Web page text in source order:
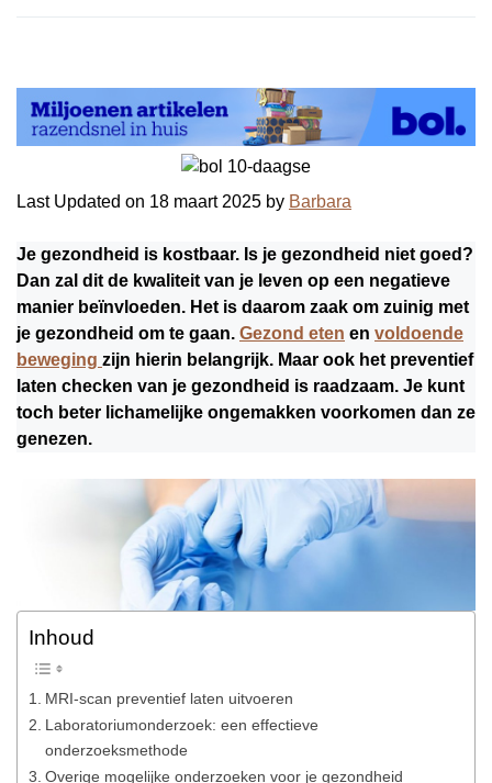
Last Updated on 18 maart 2025 by Barbara
Je gezondheid is kostbaar. Is je gezondheid niet goed?
Dan zal dit de kwaliteit van je leven op een negatieve
manier beïnvloeden. Het is daarom zaak om zuinig met
je gezondheid om te gaan. Gezond eten en voldoende
beweging zijn hierin belangrijk. Maar ook het preventief
laten checken van je gezondheid is raadzaam. Je kunt
toch beter lichamelijke ongemakken voorkomen dan ze
genezen.
Inhoud
MRI-scan preventief laten uitvoeren
Laboratoriumonderzoek: een effectieve
onderzoeksmethode
Overige mogelijke onderzoeken voor je gezondheid